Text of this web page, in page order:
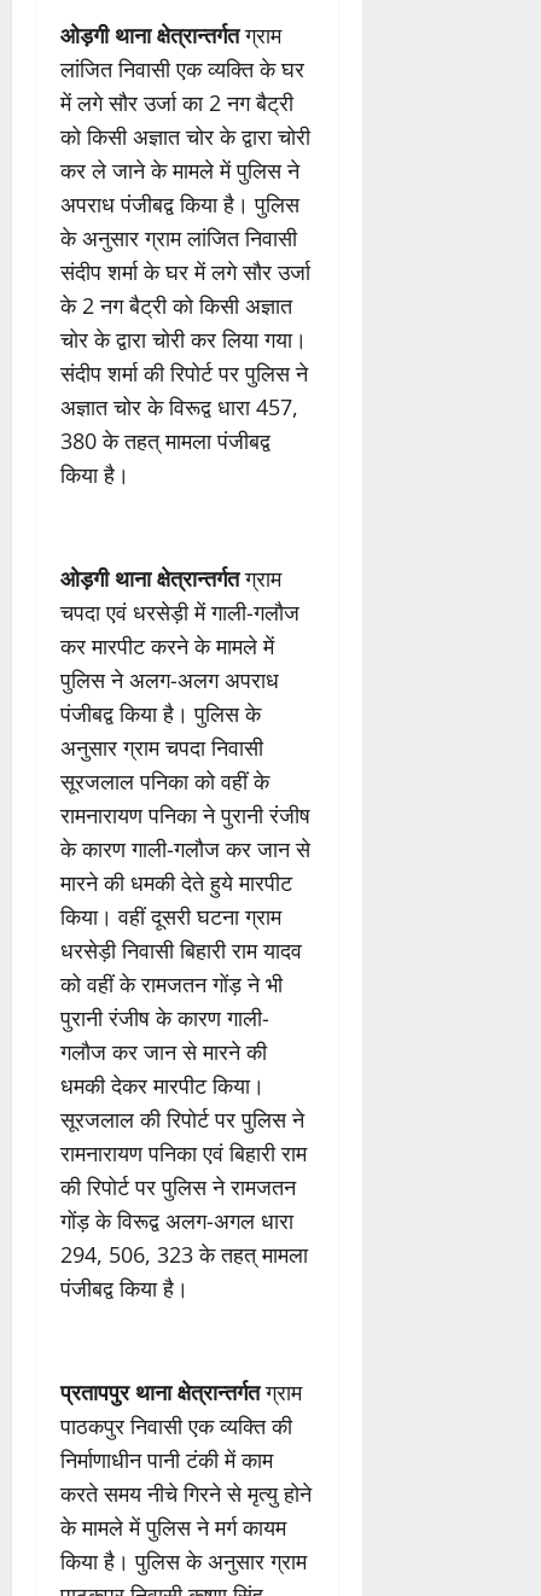
ओड़गी थाना क्षेत्रान्तर्गतग्राम
लांजित निवासी एक व्यक्ति के घर
में लगे सौर उर्जा का 2 नग बैट्री
को किसी अज्ञात चोर के द्वारा चोरी
कर ले जाने के मामले में पुलिस ने
अपराध पंजीबद्व किया है। पुलिस
के अनुसार ग्राम लांजित निवासी
संदीप शर्मा के घर में लगे सौर उर्जा
के 2 नग बैट्री को किसी अज्ञात
चोर के द्वारा चोरी कर लिया गया।
संदीप शर्मा की रिपोर्ट पर पुलिस ने
अज्ञात चोर के विरूद्व धारा 457,
380 के तहत् मामला पंजीबद्व
किया है।
ओड़गी थाना क्षेत्रान्तर्गतग्राम
चपदा एवं धरसेड़ी में गाली-गलौज
कर मारपीट करने के मामले में
पुलिस ने अलग-अलग अपराध
पंजीबद्व किया है। पुलिस के
अनुसार ग्राम चपदा निवासी
सूरजलाल पनिका को वहीं के
रामनारायण पनिका ने पुरानी रंजीष
के कारण गाली-गलौज कर जान से
मारने की धमकी देते हुये मारपीट
किया। वहीं दूसरी घटना ग्राम
धरसेड़ी निवासी बिहारी राम यादव
को वहीं के रामजतन गोंड़ ने भी
पुरानी रंजीष के कारण गाली-
गलौज कर जान से मारने की
धमकी देकर मारपीट किया।
सूरजलाल की रिपोर्ट पर पुलिस ने
रामनारायण पनिका एवं बिहारी राम
की रिपोर्ट पर पुलिस ने रामजतन
गोंड़ के विरूद्व अलग-अगल धारा
294, 506, 323 के तहत् मामला
पंजीबद्व किया है।
प्रतापपुर थाना क्षेत्रान्तर्गतग्राम
पाठकपुर निवासी एक व्यक्ति की
निर्माणाधीन पानी टंकी में काम
करते समय नीचे गिरने से मृत्यु होने
के मामले में पुलिस ने मर्ग कायम
किया है। पुलिस के अनुसार ग्राम